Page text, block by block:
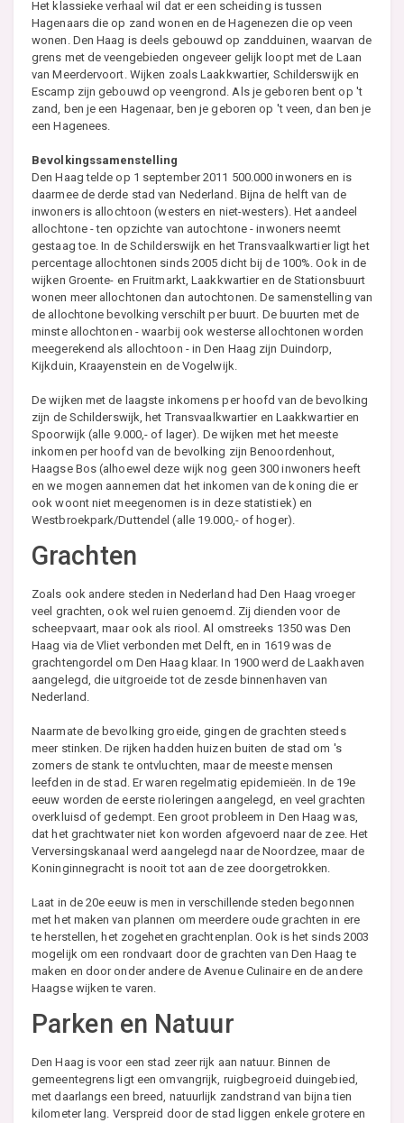
Het klassieke verhaal wil dat er een scheiding is tussen
Hagenaars die op zand wonen en de Hagenezen die op veen
wonen. Den Haag is deels gebouwd op zandduinen, waarvan de
grens met de veengebieden ongeveer gelijk loopt met de Laan
van Meerdervoort. Wijken zoals Laakkwartier, Schilderswijk en
Escamp zijn gebouwd op veengrond. Als je geboren bent op 't
zand, ben je een Hagenaar, ben je geboren op 't veen, dan ben je
een Hagenees.
Bevolkingssamenstelling
Den Haag telde op 1 september 2011 500.000 inwoners en is
daarmee de derde stad van Nederland. Bijna de helft van de
inwoners is allochtoon (westers en niet-westers). Het aandeel
allochtone - ten opzichte van autochtone - inwoners neemt
gestaag toe. In de Schilderswijk en het Transvaalkwartier ligt het
percentage allochtonen sinds 2005 dicht bij de 100%. Ook in de
wijken Groente- en Fruitmarkt, Laakkwartier en de Stationsbuurt
wonen meer allochtonen dan autochtonen. De samenstelling van
de allochtone bevolking verschilt per buurt. De buurten met de
minste allochtonen - waarbij ook westerse allochtonen worden
meegerekend als allochtoon - in Den Haag zijn Duindorp,
Kijkduin, Kraayenstein en de Vogelwijk.
De wijken met de laagste inkomens per hoofd van de bevolking
zijn de Schilderswijk, het Transvaalkwartier en Laakkwartier en
Spoorwijk (alle 9.000,- of lager). De wijken met het meeste
inkomen per hoofd van de bevolking zijn Benoordenhout,
Haagse Bos (alhoewel deze wijk nog geen 300 inwoners heeft
en we mogen aannemen dat het inkomen van de koning die er
ook woont niet meegenomen is in deze statistiek) en
Westbroekpark/Duttendel (alle 19.000,- of hoger).
Grachten
Zoals ook andere steden in Nederland had Den Haag vroeger
veel grachten, ook wel ruien genoemd. Zij dienden voor de
scheepvaart, maar ook als riool. Al omstreeks 1350 was Den
Haag via de Vliet verbonden met Delft, en in 1619 was de
grachtengordel om Den Haag klaar. In 1900 werd de Laakhaven
aangelegd, die uitgroeide tot de zesde binnenhaven van
Nederland.
Naarmate de bevolking groeide, gingen de grachten steeds
meer stinken. De rijken hadden huizen buiten de stad om 's
zomers de stank te ontvluchten, maar de meeste mensen
leefden in de stad. Er waren regelmatig epidemieën. In de 19e
eeuw worden de eerste rioleringen aangelegd, en veel grachten
overkluisd of gedempt. Een groot probleem in Den Haag was,
dat het grachtwater niet kon worden afgevoerd naar de zee. Het
Verversingskanaal werd aangelegd naar de Noordzee, maar de
Koninginnegracht is nooit tot aan de zee doorgetrokken.
Laat in de 20e eeuw is men in verschillende steden begonnen
met het maken van plannen om meerdere oude grachten in ere
te herstellen, het zogeheten grachtenplan. Ook is het sinds 2003
mogelijk om een rondvaart door de grachten van Den Haag te
maken en door onder andere de Avenue Culinaire en de andere
Haagse wijken te varen.
Parken en Natuur
Den Haag is voor een stad zeer rijk aan natuur. Binnen de
gemeentegrens ligt een omvangrijk, ruigbegroeid duingebied,
met daarlangs een breed, natuurlijk zandstrand van bijna tien
kilometer lang. Verspreid door de stad liggen enkele grotere en